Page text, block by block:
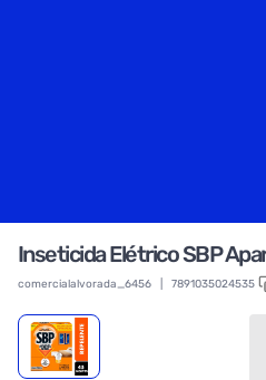
Inseticida Elétrico SBP
comercialalvorada_6456 7891035024535